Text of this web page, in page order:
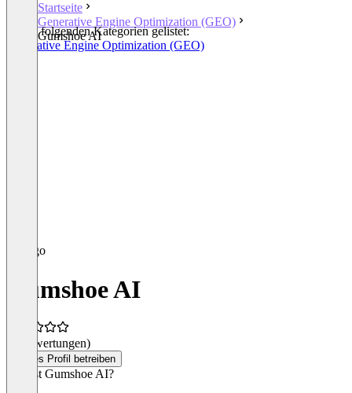
Startseite
Generative Engine Optimization (GEO)
Gumshoe AI
In den folgenden Kategorien gelistet:
Generative Engine Optimization (GEO)
Gumshoe AI
(0 Bewertungen)
Dieses Profil betreiben
Was ist Gumshoe AI?